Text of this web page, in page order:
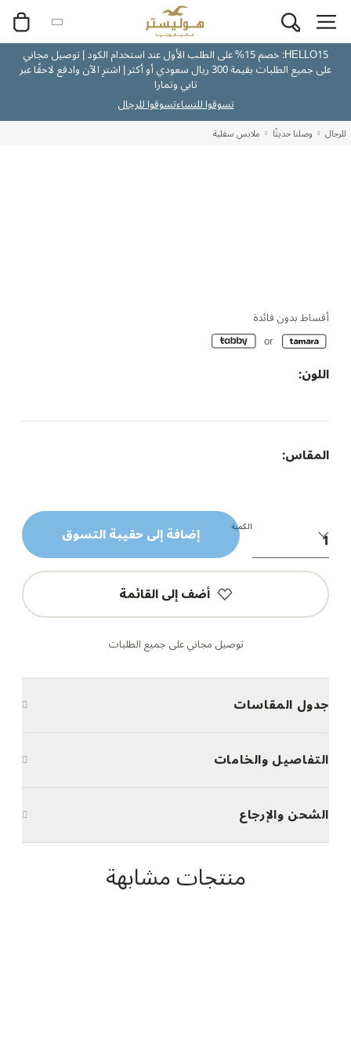
HELLO15: خصم 15% على الطلب الأول عند استخدام الكود | توصيل مجاني
على جميع الطلبات بقيمة 300 ريال سعودي أو أكثر | اشترِ الآن وادفع لاحقًا عبر
تابي وتمارا
تسوقوا للنساءتسوقوا للرجال
للرجال وصلنا حديثًا ملابس سفلية
أقساط بدون فائدة
اللون:
المقاس:
الكمية إضافة إلى حقيبة التسوق
أضف إلى القائمة
توصيل مجاني على جميع الطلبات
جدول المقاسات
التفاصيل والخامات
الشحن والإرجاع
منتجات مشابهة